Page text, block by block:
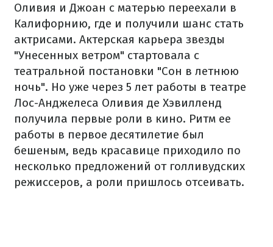
Оливия и Джоан с матерью переехали в
Калифорнию, где и получили шанс стать
актрисами. Актерская карьера звезды
"Унесенных ветром" стартовала с
театральной постановки "Сон в летнюю
ночь". Но уже через 5 лет работы в театре
Лос-Анджелеса Оливия де Хэвилленд
получила первые роли в кино. Ритм ее
работы в первое десятилетие был
бешеным, ведь красавице приходило по
несколько предложений от голливудских
режиссеров, а роли пришлось отсеивать.